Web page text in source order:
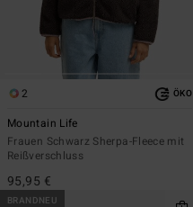
2 ÖKO
Mountain Life
Frauen Schwarz Sherpa-Fleece mit
Reißverschluss
95,95 €
BRANDNEU